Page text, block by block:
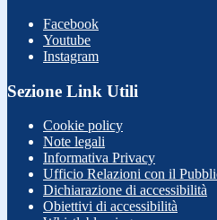
Facebook
Youtube
Instagram
Sezione Link Utili
Cookie policy
Note legali
Informativa Privacy
Ufficio Relazioni con il
Dichiarazione di accessibilità
Obiettivi di accessibilità